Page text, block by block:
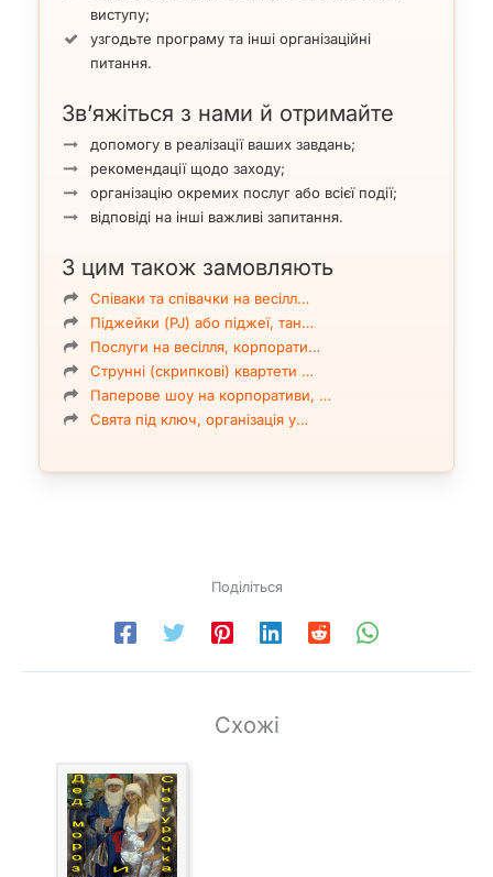
виступу;
узгодьте програму та інші організаційні
питання.
Зв’яжіться з нами й отримайте
допомогу в реалізації ваших завдань;
рекомендації щодо заходу;
організацію окремих послуг або всієї події;
відповіді на інші важливі запитання.
З цим також замовляють
Співаки та співачки на весілл…
Піджейки (PJ) або піджеї, тан…
Послуги на весілля, корпорати…
Струнні (скрипкові) квартети …
Паперове шоу на корпоративи, …
Свята під ключ, організація у…
Поділіться
Схожі